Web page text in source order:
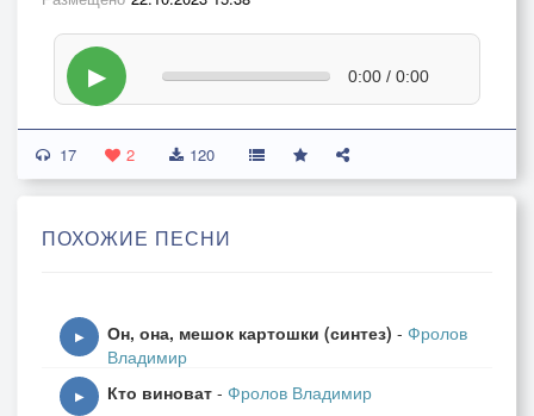
▶ 0:00 / 0:00
17 2 120
ПОХОЖИЕ ПЕСНИ
▶ Он, она, мешок картошки (синтез) - Фролов
Владимир
▶ Кто виноват - Фролов Владимир